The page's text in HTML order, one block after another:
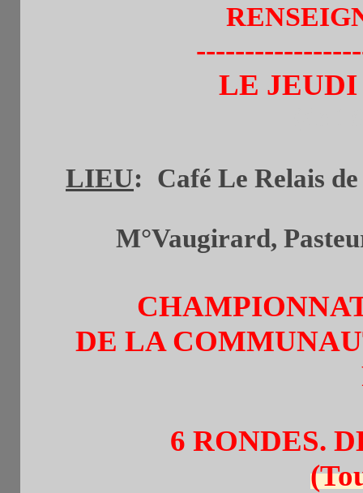
LE JEUDI
LIEU: Café Le Relais
M°Vaugirard,
DE LA
6 RONDES.